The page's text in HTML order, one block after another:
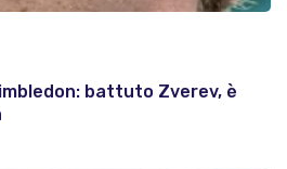
battuto Zverev, è